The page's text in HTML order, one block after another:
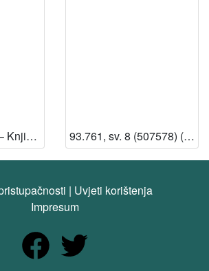
93.761, sv. 8 (13 – Knjižnica HAZU) 93.761, sv. 8 (507578) (13 – Knjižnica HAZU) [Dostupno]
| Uvjeti korištenja
Impresum